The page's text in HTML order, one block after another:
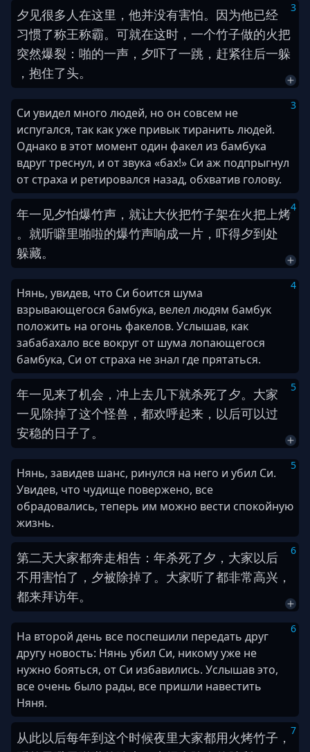
3
夕见很多 人在这里 ， 他并没有害怕。 因为他已经
习惯了称王称霸。 可就在这时 ， 一个竹子做的火把
突然爆裂 ： 啪的一声 ， 夕吓了一跳 ， 赶紧往后一躲
， 抱住了头。
3
Си увидел много людей, но он совсем не
испугался, так как уже привык тиранить людей.
Однако в этот момент один факел из бамбука
вдруг треснул, и от звука «бах!» Си аж подпрыгнул
от страха и ретировался назад, обхватив голову.
4
年一见夕怕爆竹声 ， 就让大伙把竹子架在火把上烤
。 就听噼里啪啦的爆竹声响成一片 ， 吓得夕到处
躲藏。
4
Нянь, увидев, что Си боится шума
взрывающегося бамбука, велел людям бамбук
положить на огонь факелов. Услышав, как
забабахало все вокруг от шума лопающегося
бамбука, Си от страха не знал где прятаться.
5
年一见来了机会 ， 冲上去几下就杀死了夕。 大家
一见除掉了这个怪兽 ， 都欢呼起来 ， 以后可以过
安稳的日子了。
5
Нянь, завидев шанс, ринулся на него и убил Си.
Увидев, что чудище повержено, все
обрадовались, теперь им можно вести спокойную
жизнь.
6
第二天大家都奔走相告 ： 年杀死了夕 ， 大家以后
不用害怕了 ， 夕被除掉了。 大家听了都非常高兴 ，
都来拜访年。
6
На второй день все поспешили передать друг
другу новость: Нянь убил Си, никому уже не
нужно бояться, от Си избавились. Услышав это,
все очень было рады, все пришли навестить
Няня.
7
从此以后每年到这个时候夜里大家都用火烤竹子 ，